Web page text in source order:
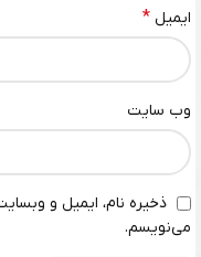
ایمیل *
وب‌ سایت
ذخیره نام، ایمیل و
می‌نویسم.